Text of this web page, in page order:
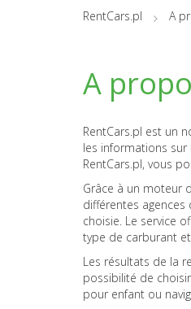
RentCars.pl A
A
RentCars.pl est un
les informations
RentCars.pl, vous
Grâce à un moteur
différentes
choisie. Le service
type de carburant
Les résultats de la
possibilité de
pour enfant ou